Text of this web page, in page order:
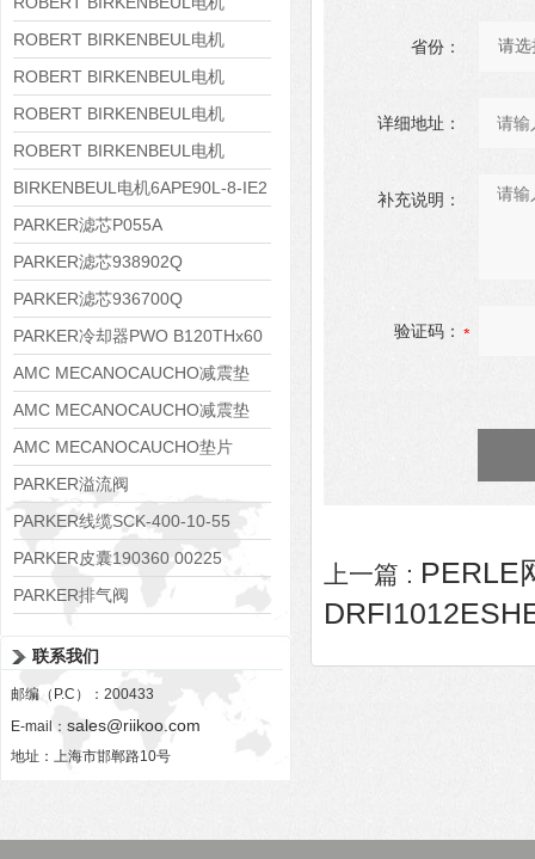
8APE160L-4-IE3
ROBERT BIRKENBEUL电机
8APE112M-6K-IE3
ROBERT BIRKENBEUL电机
8APE100L-2 IE3
ROBERT BIRKENBEUL电机
8APE90S-4 IE3
ROBERT BIRKENBEUL电机
8APE80M-2K-IE3
BIRKENBEUL电机6APE90L-8-IE2
PARKER滤芯P055A
PARKER滤芯938902Q
PARKER滤芯936700Q
PARKER冷却器PWO B120THx60
AMC MECANOCAUCHO减震垫
138552
AMC MECANOCAUCHO减震垫
138551
AMC MECANOCAUCHO垫片
608074
PARKER溢流阀
RE06M35W2N1KWXG087
PARKER线缆SCK-400-10-55
PARKER皮囊190360 00225
PARKER排气阀
联系我们
邮编（P.C）：200433
E-mail： sales@riikoo.com
地址：上海市邯郸路10号
省份：
详细地址：
补充说明：
验证码：
上一篇 : PERLE